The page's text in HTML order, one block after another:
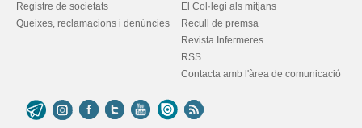
Registre de societats
Queixes, reclamacions i denúncies
El Col·legi als mitjans
Recull de premsa
Revista Infermeres
RSS
Contacta amb l'àrea de comunicació